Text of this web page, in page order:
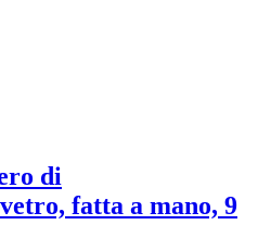
di
fatta a mano, 9